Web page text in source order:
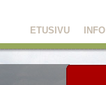
INFO
ETUSIVU